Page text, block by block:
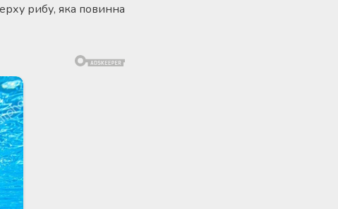
рибу, яка повинна